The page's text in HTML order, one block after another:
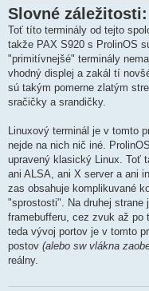
Slovné záležitosti:
Toť títo terminály od tejto
takže PAX S920 s ProlinOS
"primitívnejšé" terminály
vhodný displej a zakál tí
sú takým pomerne zlatým
sračičky a srandičky.
Linuxový terminál je v tomto
nejde na nich nič iné.
upravený klasický Linux. Toť
ani ALSA, ani X server a ani
zas obsahuje komplikuvané
"sprostosti". Na druhej strane
framebufferu, cez zvuk až po
teda vývoj portov je v tomto
postov (alebo sw vlákna
reálny.